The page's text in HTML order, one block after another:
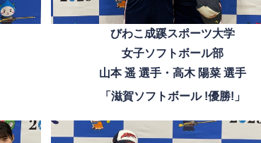
びわこ成蹊スポーツ大学
女子ソフトボール部
山本 遥 選手・高木 陽菜 選手
「滋賀ソフトボール !優勝!」